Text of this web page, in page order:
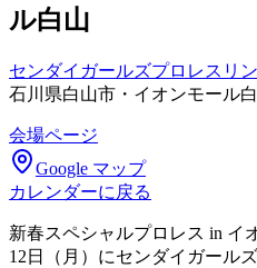
ル白山
センダイガールズプロレスリ
石川県白山市・イオンモール
会場ページ
Google マップ
カレンダーに戻る
新春スペシャルプロレス in イ
12日（月）にセンダイガール